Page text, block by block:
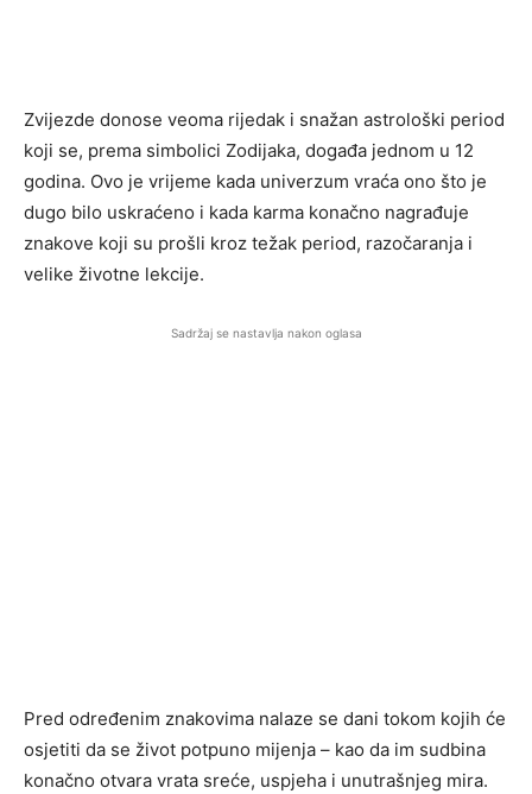
Zvijezde donose veoma rijedak i snažan astrološki period
koji se, prema simbolici Zodijaka, događa jednom u 12
godina. Ovo je vrijeme kada univerzum vraća ono što je
dugo bilo uskraćeno i kada karma konačno nagrađuje
znakove koji su prošli kroz težak period, razočaranja i
velike životne lekcije.
Sadržaj se nastavlja nakon oglasa
Pred određenim znakovima nalaze se dani tokom kojih će
osjetiti da se život potpuno mijenja – kao da im sudbina
konačno otvara vrata sreće, uspjeha i unutrašnjeg mira.